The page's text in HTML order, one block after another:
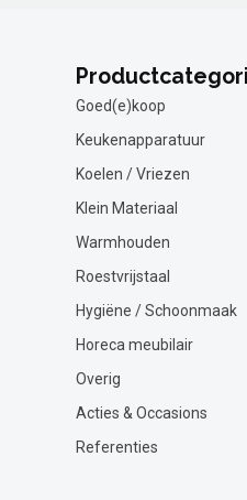
Goed(e)koop
Keukenapparatuur
Koelen / Vriezen
Klein Materiaal
Warmhouden
Roestvrijstaal
Hygiëne / Schoonmaak
Horeca meubilair
Overig
Acties & Occasions
Referenties